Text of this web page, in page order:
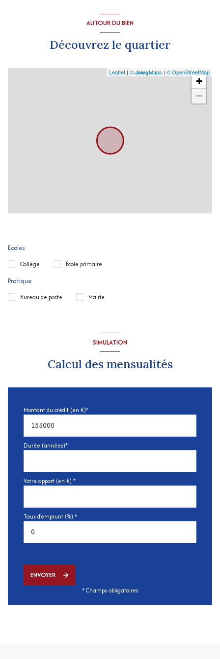
AUTOUR DU BIEN
Découvrez le quartier
+
−
Leaflet | © JawgMaps | © OpenStreetMap
Ecoles
Collège École primaire
Pratique
Bureau de poste Mairie
SIMULATION
Calcul des mensualités
Montant du crédit (en €)*
Durée (années)*
Votre apport (en €) *
Taux d'emprunt (%) *
ENVOYER
* Champs obligatoires